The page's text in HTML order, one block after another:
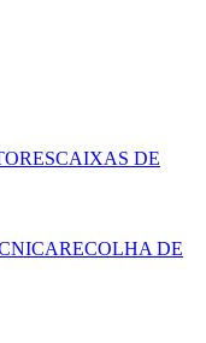
CAIXAS DE
RECOLHA DE